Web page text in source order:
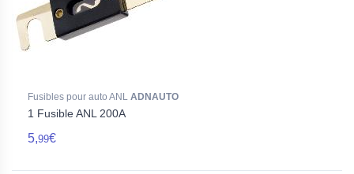
Fusibles pour auto ANL ADNAUTO
1 Fusible ANL 200A
5,99€